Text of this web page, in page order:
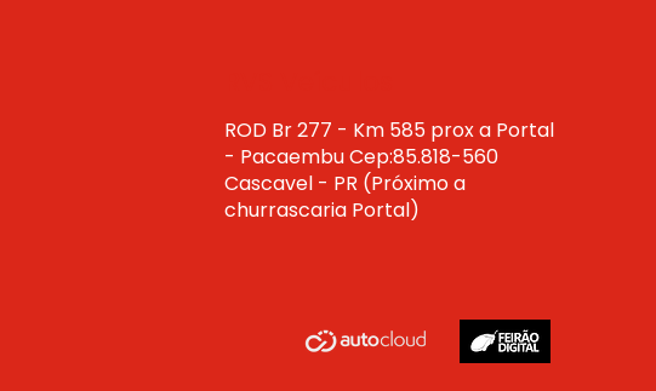
ROD Br 277 - Km 585 prox a Portal
- Pacaembu Cep:85.818-560
Cascavel - PR (Próximo a
churrascaria Portal)